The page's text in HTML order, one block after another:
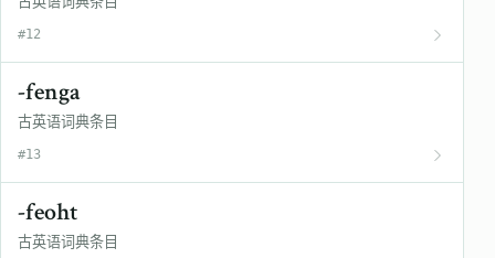
#12
-fenga
古英语词典条目
#13
-feoht
古英语词典条目